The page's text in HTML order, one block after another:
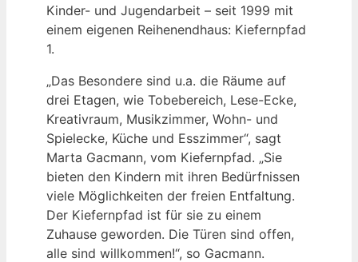
Kinder- und Jugendarbeit – seit 1999 mit
einem eigenen Reihenendhaus: Kiefernpfad
1.
„Das Besondere sind u.a. die Räume auf
drei Etagen, wie Tobebereich, Lese-Ecke,
Kreativraum, Musikzimmer, Wohn- und
Spielecke, Küche und Esszimmer“, sagt
Marta Gacmann, vom Kiefernpfad. „Sie
bieten den Kindern mit ihren Bedürfnissen
viele Möglichkeiten der freien Entfaltung.
Der Kiefernpfad ist für sie zu einem
Zuhause geworden. Die Türen sind offen,
alle sind willkommen!“, so Gacmann.